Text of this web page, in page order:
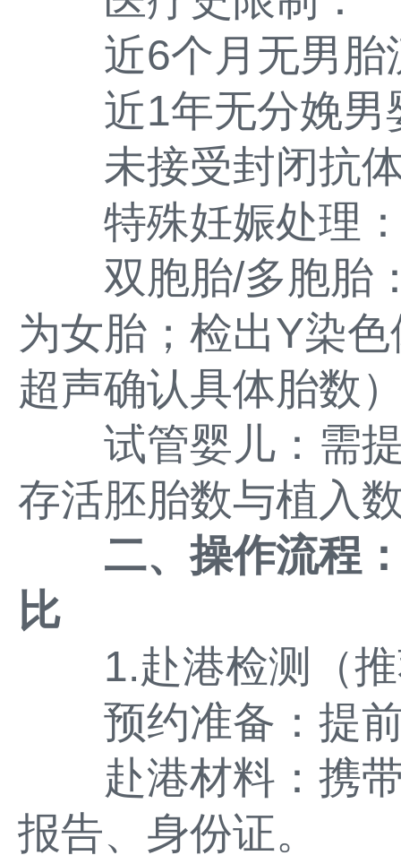
近6个月无男胎
近1年无分娩男
未接受封闭抗体
特殊妊娠处理
双胞胎/多胞胎：
为女胎；检出Y染
超声确认具体胎数
试管婴儿：需提
存活胚胎数与植入
二、操作流程
比
1.赴港检测（推
预约准备：提前
赴港材料：携带
报告、身份证。